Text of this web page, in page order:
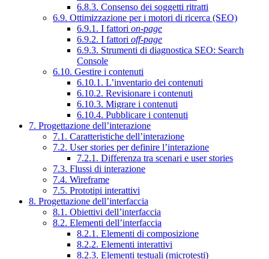
6.8.3. Consenso dei soggetti ritratti
6.9. Ottimizzazione per i motori di ricerca (SEO)
6.9.1. I fattori on-page
6.9.2. I fattori off-page
6.9.3. Strumenti di diagnostica SEO: Search
Console
6.10. Gestire i contenuti
6.10.1. L’inventario dei contenuti
6.10.2. Revisionare i contenuti
6.10.3. Migrare i contenuti
6.10.4. Pubblicare i contenuti
7. Progettazione dell’interazione
7.1. Caratteristiche dell’interazione
7.2. User stories per definire l’interazione
7.2.1. Differenza tra scenari e user stories
7.3. Flussi di interazione
7.4. Wireframe
7.5. Prototipi interattivi
8. Progettazione dell’interfaccia
8.1. Obiettivi dell’interfaccia
8.2. Elementi dell’interfaccia
8.2.1. Elementi di composizione
8.2.2. Elementi interattivi
8.2.3. Elementi testuali (microtesti)